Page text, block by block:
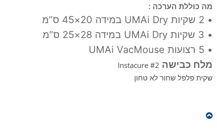
מה כוללת הערכה :
• 2 שקיות UMAi Dry במידה 20×45 ס”מ
• 3 שקיות UMAi Dry במידה 28×25 ס”מ
• 5 רצועות UMAi VacMouse
מלח כבישה Instacure #2
שקית פלפל שחור לא טחון